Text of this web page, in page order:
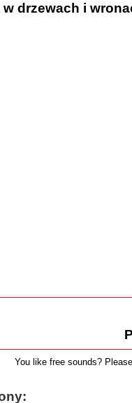
drzewach i
You like free sounds?